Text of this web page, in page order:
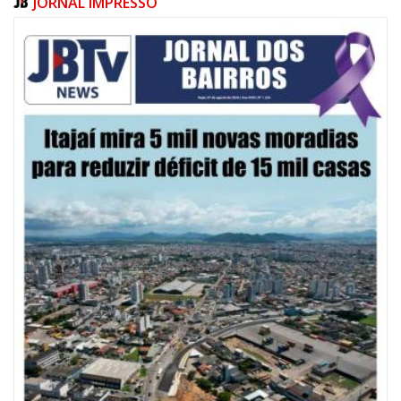
08/08/2026 | 07:00
20 anos da Lei Maria da Penha: mais de 400 mulheres vítimas de violência
doméstica são acompanhadas pela Guarda Municipal
BALNEÁRIO CAMBORIÚ